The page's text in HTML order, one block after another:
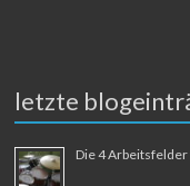
letzte
Die 4 Arbeitsfelder